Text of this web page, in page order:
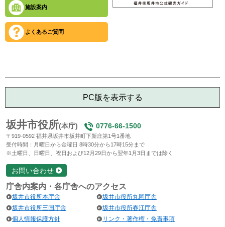
施設案内
よくあるご質問
PC版を表示する
坂井市役所(本庁) 0776-66-1500
〒919-0592 福井県坂井市坂井町下新庄第1号1番地
受付時間：月曜日から金曜日 8時30分から17時15分まで
※土曜日、日曜日、祝日および12月29日から翌年1月3日までは除く
お問い合わせ
庁舎内案内・各庁舎へのアクセス
坂井市役所本庁舎
坂井市役所丸岡庁舎
坂井市役所三国庁舎
坂井市役所春江庁舎
個人情報保護方針
リンク・著作権・免責事項